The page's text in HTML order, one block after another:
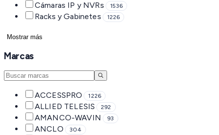
Cámaras IP y NVRs 1536
Racks y Gabinetes 1226
Mostrar más
Marcas
ACCESSPRO 1226
ALLIED TELESIS 292
AMANCO-WAVIN 93
ANCLO 304